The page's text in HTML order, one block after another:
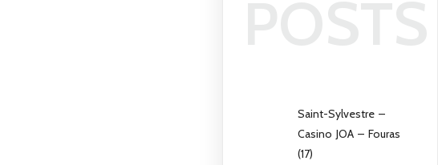
Saint-Sylvestre –
Casino JOA – Fouras
(17)